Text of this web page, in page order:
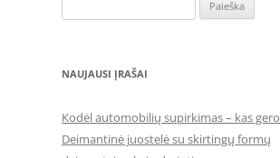
NAUJAUSI ĮRAŠAI
Kodėl automobilių supirkimas – kas gero
Deimantinė juostelė su skirtingų formų